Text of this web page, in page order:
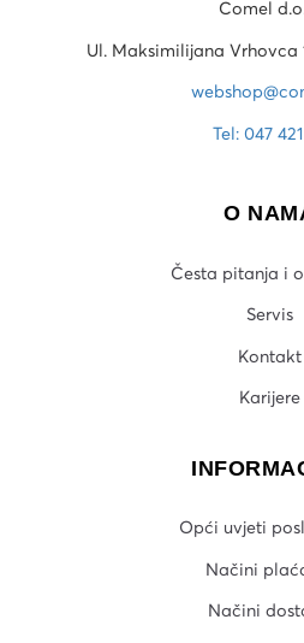
Comel
Ul. Maksimilijana Vrhovca
Tel: 047 421
O
Česta pitanja i
Servis
Kontakt
Karijere
Opći uvjeti
Načini
Načini